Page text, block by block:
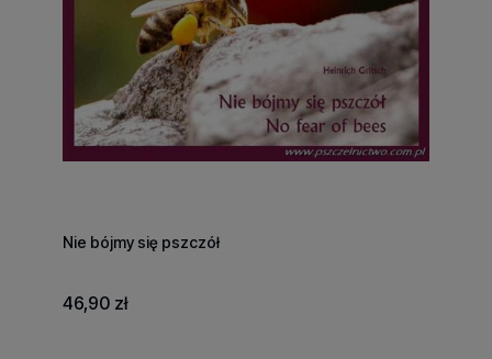
Nie bójmy się pszczół
46,90 zł